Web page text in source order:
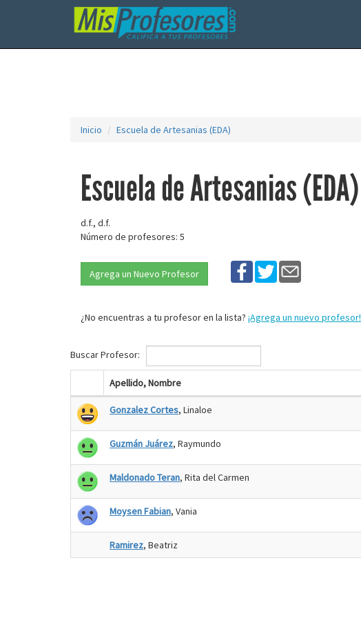
Inicio Escuela de Artesanias (EDA)
Escuela de Artesanias (EDA)
d.f., d.f.
Número de profesores: 5
Agrega un Nuevo Profesor
¿No encuentras a tu profesor en la lista? ¡Agrega un nuevo profesor!
Buscar Profesor:
Apellido, Nombre
Gonzalez Cortes, Linaloe
Guzmán Juárez, Raymundo
Maldonado Teran, Rita del Carmen
Moysen Fabian, Vania
Ramirez, Beatriz